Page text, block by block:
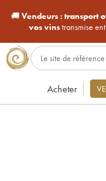
🚚Vendeurs : transport
vos vinstransmise
Acheter